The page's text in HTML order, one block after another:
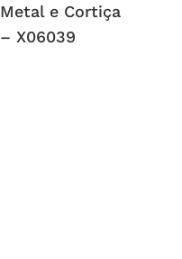
Metal e Cortiça
– X06039